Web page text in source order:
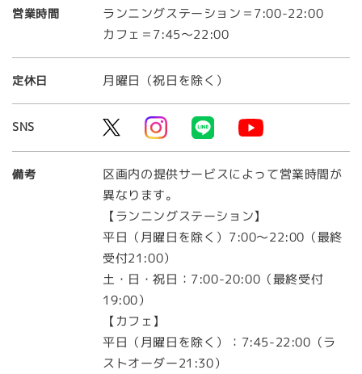
営業時間 ランニングステーション＝7:00-22:00
カフェ＝7:45～22:00
定休日 月曜日（祝日を除く）
SNS
備考 区画内の提供サービスによって営業時間が
異なります。
【ランニングステーション】
平日（月曜日を除く）7:00～22:00（最終
受付21:00）
土・日・祝日：7:00-20:00（最終受付
19:00）
【カフェ】
平日（月曜日を除く）：7:45-22:00（ラ
ストオーダー21:30）